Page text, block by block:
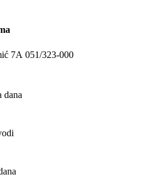
7A 051/323-000
dana